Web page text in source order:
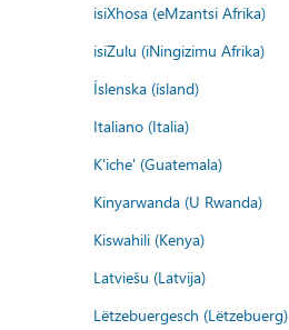
isiXhosa (eMzantsi Afrika)
isiZulu (iNingizimu Afrika)
Íslenska (ísland)
Italiano (Italia)
K'iche' (Guatemala)
Kinyarwanda (U Rwanda)
Kiswahili (Kenya)
Latviešu (Latvija)
Lëtzebuergesch (Lëtzebuerg)